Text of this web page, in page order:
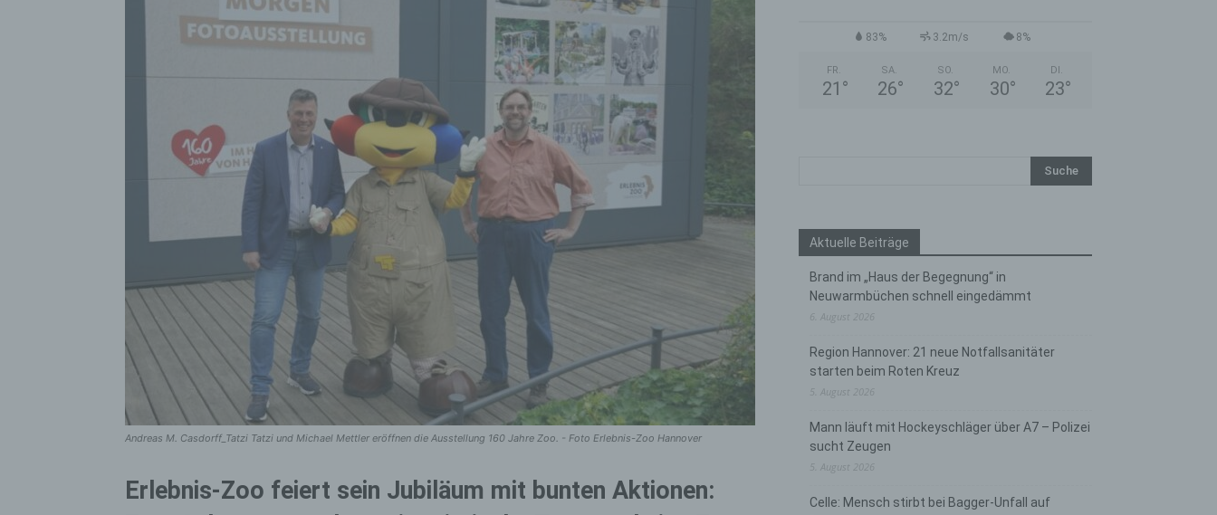
Andreas M. Casdorff_Tatzi Tatzi und Michael Mettler eröffnen die Ausstellung 160 Jahre Zoo. - Foto Erlebnis-Zoo Hannover
Erlebnis-Zoo feiert sein Jubiläum mit bunten Aktionen:
83% 3.2m/s 8%
FR.
21 °
SA.
26°
SO.
32°
MO.
30°
DI.
23°
Aktuelle Beiträge
Brand im „Haus der Begegnung“ in
Neuwarmbüchen schnell eingedämmt
6. August 2026
Region Hannover: 21 neue Notfallsanitäter
starten beim Roten Kreuz
5. August 2026
Mann läuft mit Hockeyschläger über A7 – Polizei
sucht Zeugen
5. August 2026
Celle: Mensch stirbt bei Bagger-Unfall auf